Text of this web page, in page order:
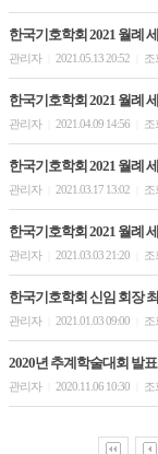
한국기호학회 2021 월례
관리자 2021.05.13 20:52 조
한국기호학회 2021 월례
관리자 2021.04.09 14:56 조
한국기호학회 2021 월례
관리자 2021.03.17 13:02 조
한국기호학회 2021 월례
관리자 2021.03.03 21:20 조
한국기호학회 신임 회장
관리자 2021.01.03 09:00 조
2020년 추계학술대회 발
관리자 2020.11.06 10:30 조